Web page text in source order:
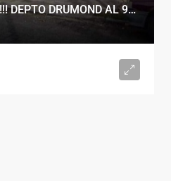
EXCELENTE UBICACION!!! DEPTO DRUMOND AL 900